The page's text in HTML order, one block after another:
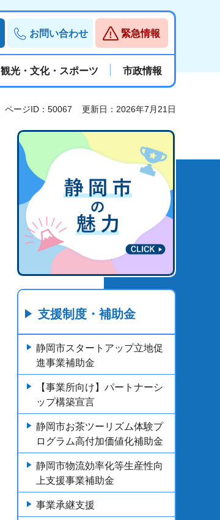
お問い合わせ 緊急情報
観光・文化・スポーツ 市政情報
ページID：50067 更新日：2026年7月21日
支援制度・補助金
静岡市スタートアップ立地促
進事業補助金
【事業所向け】パートナーシ
ップ構築宣言
静岡市お茶ツーリズム体験プ
ログラム高付加価値化補助金
静岡市物流効率化等生産性向
上支援事業補助金
事業承継支援